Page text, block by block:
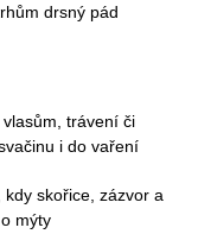
drsný pád
trávení či
i do vaření
skořice, zázvor a
mýty